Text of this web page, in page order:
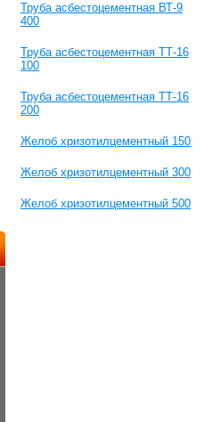
Труба асбестоцементная ВТ-9
400
Труба асбестоцементная ТТ-16
100
Труба асбестоцементная ТТ-16
200
Желоб хризотилцементный 150
Желоб хризотилцементный 300
Желоб хризотилцементный 500